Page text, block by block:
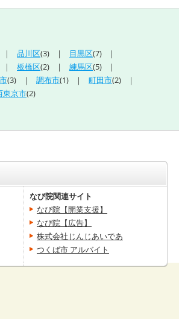
品川区(3) 目黒区(7)
板橋区(2) 練馬区(5)
(3) 調布市(1) 町田市(2)
東京市(2)
なび院関連サイト
なび院【開業支援】
なび院【広告】
株式会社じんじあいであ
つくば市 アルバイト